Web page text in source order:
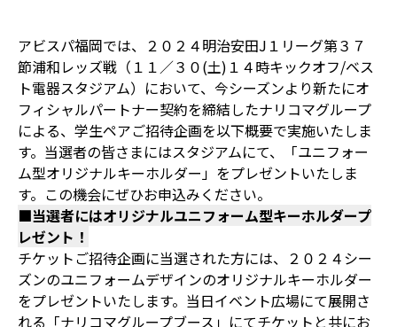
アビスパ福岡では、２０２４明治安田J１リーグ第３７
節浦和レッズ戦（１１／３０(土)１４時キックオフ/ベス
ト電器スタジアム）において、今シーズンより新たにオ
フィシャルパートナー契約を締結したナリコマグループ
による、学生ペアご招待企画を以下概要で実施いたしま
す。当選者の皆さまにはスタジアムにて、「ユニフォー
ム型オリジナルキーホルダー」をプレゼントいたしま
す。この機会にぜひお申込みください。
■当選者にはオリジナルユニフォーム型キーホルダープ
レゼント！
チケットご招待企画に当選された方には、２０２４シー
ズンのユニフォームデザインのオリジナルキーホルダー
をプレゼントいたします。当日イベント広場にて展開さ
れる「ナリコマグループブース」にてチケットと共にお